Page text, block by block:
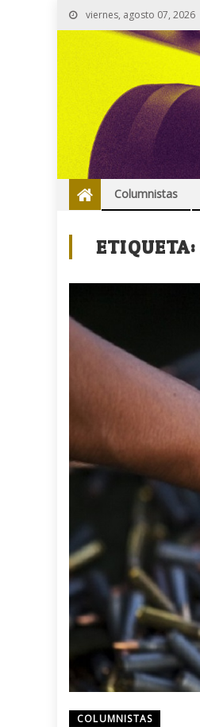
viernes, agosto 07, 2026
Columnistas
ETIQUETA:
COLUMNISTAS